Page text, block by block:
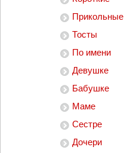
Прикольные
Тосты
По имени
Девушке
Бабушке
Маме
Сестре
Дочери